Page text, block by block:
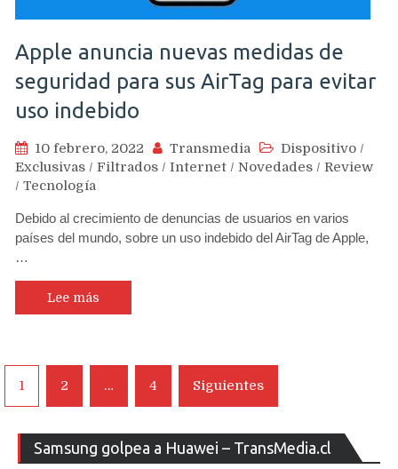
Apple anuncia nuevas medidas de
seguridad para sus AirTag para evitar
uso indebido
10 febrero, 2022 Transmedia Dispositivo /
Exclusivas / Filtrados / Internet / Novedades / Review
/ Tecnología
Debido al crecimiento de denuncias de usuarios en varios
países del mundo, sobre un uso indebido del AirTag de Apple,
…
Lee más
Navegación
de
entradas
1 2 … 4 Siguientes
Samsung golpea a Huawei – TransMedia.cl
de